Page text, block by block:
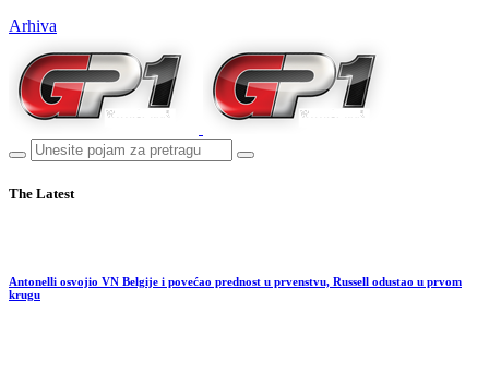
Arhiva
The Latest
Antonelli osvojio VN Belgije i povećao prednost u prvenstvu, Russell odustao u prvom
krugu